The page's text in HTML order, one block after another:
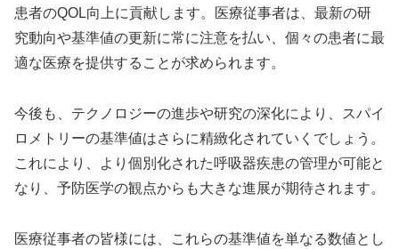
患者のQOL向上に貢献します。医療従事者は、最新の研
究動向や基準値の更新に常に注意を払い、個々の患者に最
適な医療を提供することが求められます。
今後も、テクノロジーの進歩や研究の深化により、スパイ
ロメトリーの基準値はさらに精緻化されていくでしょう。
これにより、より個別化された呼吸器疾患の管理が可能と
なり、予防医学の観点からも大きな進展が期待されます。
医療従事者の皆様には、これらの基準値を単なる数値とし